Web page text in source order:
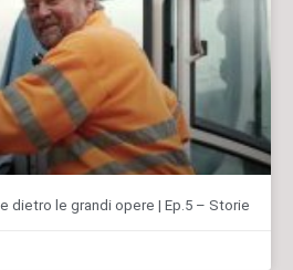
dietro le grandi opere | Ep.5 – Storie